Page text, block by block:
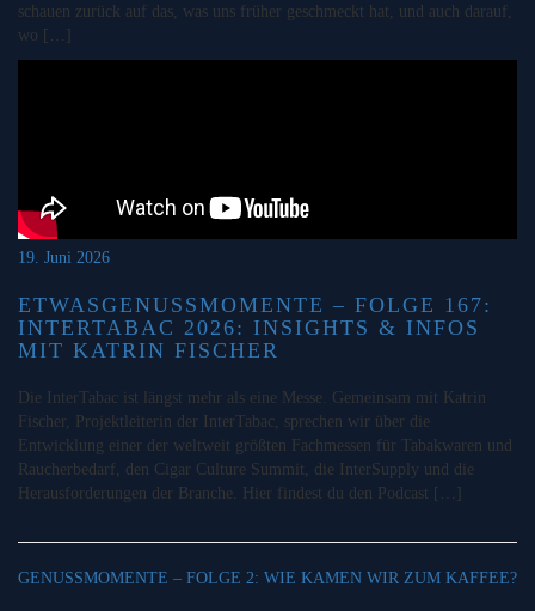
schauen zurück auf das, was uns früher geschmeckt hat, und auch darauf,
wo […]
19. Juni 2026
ETWASGENUSSMOMENTE – FOLGE 167:
INTERTABAC 2026: INSIGHTS & INFOS
MIT KATRIN FISCHER
Die InterTabac ist längst mehr als eine Messe. Gemeinsam mit Katrin
Fischer, Projektleiterin der InterTabac, sprechen wir über die
Entwicklung einer der weltweit größten Fachmessen für Tabakwaren und
Raucherbedarf, den Cigar Culture Summit, die InterSupply und die
Herausforderungen der Branche. Hier findest du den Podcast […]
GENUSSMOMENTE – FOLGE 2: WIE KAMEN WIR ZUM KAFFEE?